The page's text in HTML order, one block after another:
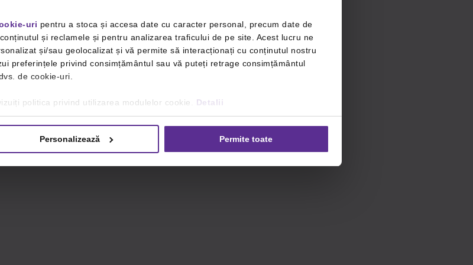
uri pentru a stoca și accesa date cu caracter personal, precum date de
și reclamele și pentru analizarea traficului de pe site. Acest lucru ne
și/sau geolocalizat și vă permite să interacționați cu conținutul nostru
preferințele privind consimțământul sau vă puteți retrage consimțământul
de cookie-uri.
politica privind utilizarea modulelor cookie. Detalii
Personalizează Permite toate